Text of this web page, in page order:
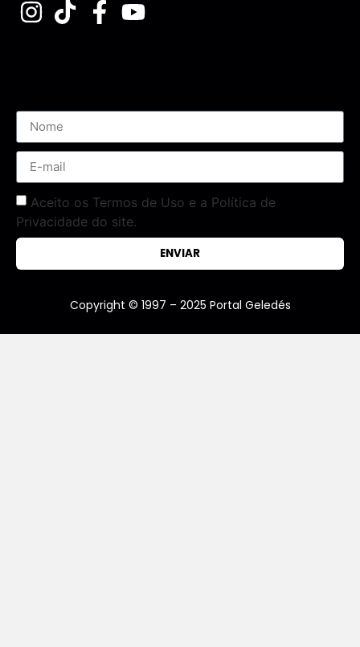
Aceito os Termos de Uso e a Política de
Privacidade do site.
ENVIAR
Copyright © 1997 – 2025 Portal Geledés